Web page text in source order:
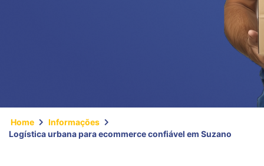
Home
Informações
Logística urbana para ecommerce confiável em Suzano